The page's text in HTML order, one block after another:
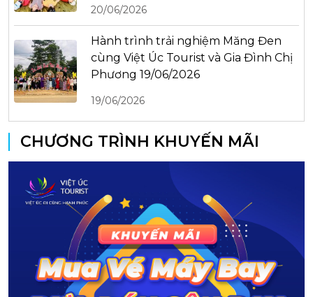
20/06/2026
Hành trình trải nghiệm Măng Đen
cùng Việt Úc Tourist và Gia Đình Chị
Phương 19/06/2026
19/06/2026
CHƯƠNG TRÌNH KHUYẾN MÃI